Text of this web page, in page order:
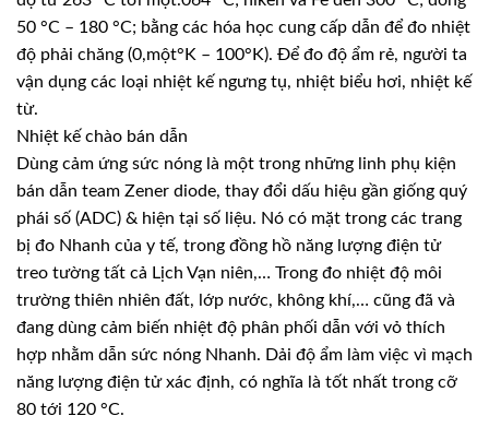
50 °C – 180 °C; bằng các hóa học cung cấp dẫn để đo nhiệt
độ phải chăng (0,một°K – 100°K). Để đo độ ẩm rẻ, người ta
vận dụng các loại nhiệt kế ngưng tụ, nhiệt biểu hơi, nhiệt kế
từ.
Nhiệt kế chào bán dẫn
Dùng cảm ứng sức nóng là một trong những linh phụ kiện
bán dẫn team Zener diode, thay đổi dấu hiệu gần giống quý
phái số (ADC) & hiện tại số liệu. Nó có mặt trong các trang
bị đo Nhanh của y tế, trong đồng hồ năng lượng điện tử
treo tường tất cả Lịch Vạn niên,… Trong đo nhiệt độ môi
trường thiên nhiên đất, lớp nước, không khí,… cũng đã và
đang dùng cảm biến nhiệt độ phân phối dẫn với vỏ thích
hợp nhằm dẫn sức nóng Nhanh. Dải độ ẩm làm việc vì mạch
năng lượng điện tử xác định, có nghĩa là tốt nhất trong cỡ
80 tới 120 °C.